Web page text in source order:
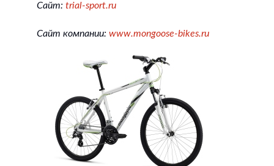
Сайт: trial-sport.ru
Сайт компании: www.mongoose-bikes.ru